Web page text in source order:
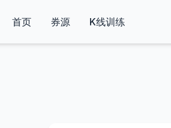
首页 券源 K线训练